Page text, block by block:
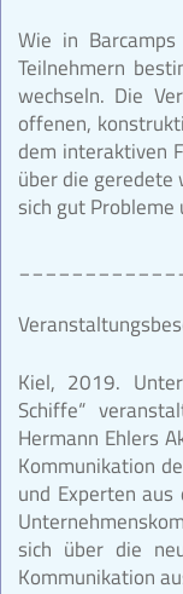
Wie in
Teilnehmern
wechseln. Die
offenen,
dem interaktiven
über die geredete
sich gut
Kiel, 2019.
Schiffe“
Hermann Ehlers
Kommunikation
und Experten
sich über die
Kommunikation